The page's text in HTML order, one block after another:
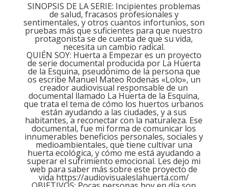
SINOPSIS DE LA SERIE: Incipientes problemas
de salud, fracasos profesionales y
sentimentales, y otros cuantos infortunios, son
pruebas más que suficientes para que nuestro
protagonista se de cuenta de que su vida,
necesita un cambio radical.
QUIÉN SOY: Huerta a Empezar es un proyecto
de serie documental producida por La Huerta
de la Esquina, pseudónimo de la persona que
os escribe Manuel Mateo Rodenas «Lolo», un
creador audiovisual responsable de un
documental llamado La Huerta de la Esquina,
que trata el tema de cómo los huertos urbanos
están ayudando a las ciudades, y a sus
habitantes, a reconectar con la naturaleza. Ese
documental, fue mi forma de comunicar los
innumerables beneficios personales, sociales y
medioambientales, que tiene cultivar una
huerta ecológica, y cómo me está ayudando a
superar el sufrimiento emocional. Les dejo mi
web para saber más sobre este proyecto de
vida https://audiovisualeslahuerta.com/